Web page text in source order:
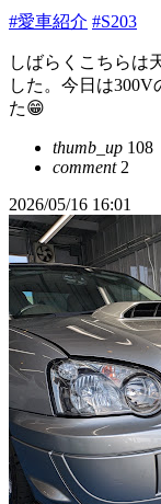
#愛車紹介 #S203
しばらくこちらは
した。今日は
た😁
thumb_up 108
comment2
2026/05/16 16:01